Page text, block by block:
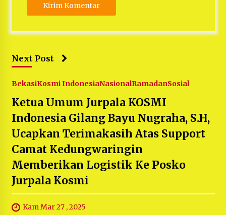
Next Post
BekasiKosmi IndonesiaNasionalRamadanSosial
Ketua Umum Jurpala KOSMI
Indonesia Gilang Bayu Nugraha, S.H,
Ucapkan Terimakasih Atas Support
Camat Kedungwaringin
Memberikan Logistik Ke Posko
Jurpala Kosmi
Kam Mar 27 , 2025